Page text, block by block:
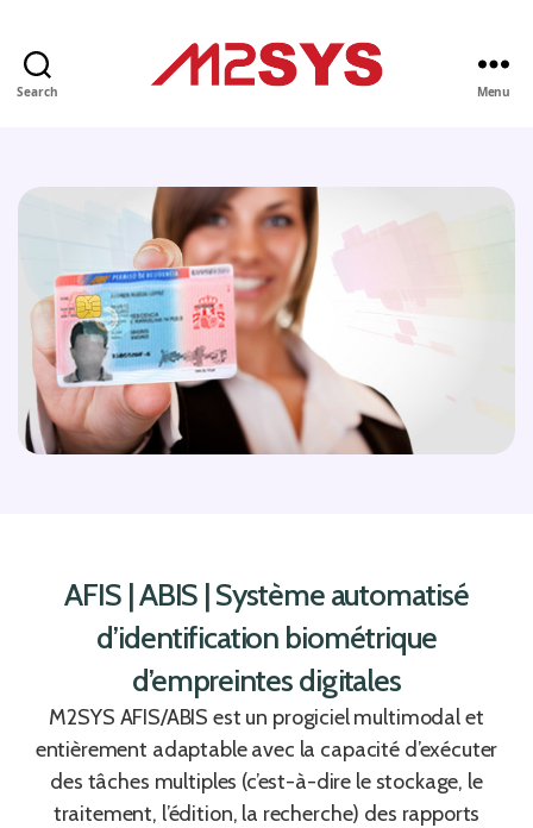
Search Menu
AFIS | ABIS | Système automatisé
d’identification biométrique
d’empreintes digitales
M2SYS AFIS/ABIS est un progiciel multimodal et
entièrement adaptable avec la capacité d’exécuter
des tâches multiples (c’est-à-dire le stockage, le
traitement, l’édition, la recherche) des rapports